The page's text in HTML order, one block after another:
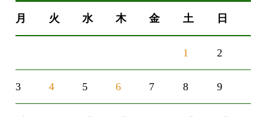
月 火 水 木 金 土 日
1 2
3 4 5 6 7 8 9